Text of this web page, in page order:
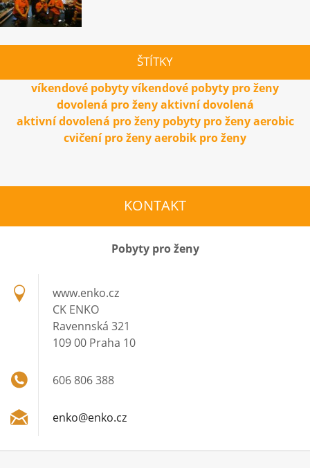
ŠTÍTKY
víkendové pobytyvíkendové pobyty pro ženy
dovolená pro ženy aktivní dovolená
aktivní dovolená pro ženy pobyty pro ženy aerobic
cvičení pro ženyaerobik pro ženy
KONTAKT
Pobyty pro ženy
www.enko.cz
CK ENKO
Ravennská 321
109 00 Praha 10
606 806 388
enko@enko.cz